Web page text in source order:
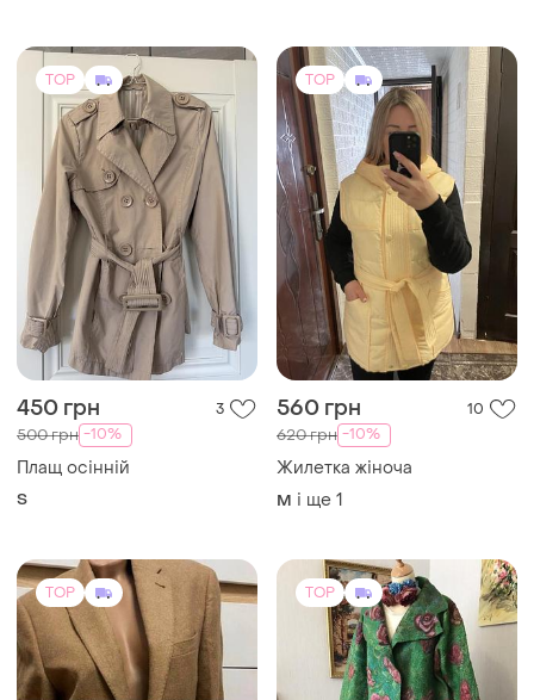
TOP
450 грн 3
500 грн -10%
Плащ осінній
S
TOP
560 грн 10
620 грн -10%
Жилетка жіноча
M і ще 1
TOP TOP